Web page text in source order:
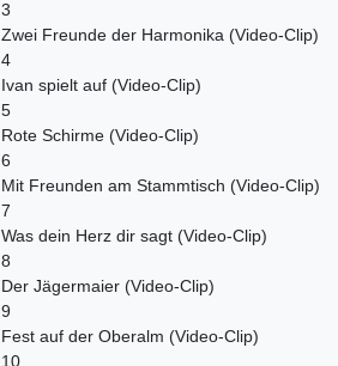
3
Zwei Freunde der Harmonika (Video-Clip)
4
Ivan spielt auf (Video-Clip)
5
Rote Schirme (Video-Clip)
6
Mit Freunden am Stammtisch (Video-Clip)
7
Was dein Herz dir sagt (Video-Clip)
8
Der Jägermaier (Video-Clip)
9
Fest auf der Oberalm (Video-Clip)
10